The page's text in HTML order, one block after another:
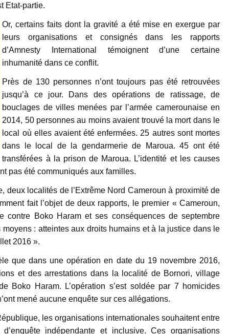
Etat-partie.
Or, certains faits dont la gravité a été mise en exergue par
leurs organisations et consignés dans les rapports
d’Amnesty International témoignent d’une certaine
inhumanité dans ce conflit.
Près de 130 personnes n’ont toujours pas été retrouvées
jusqu’à ce jour. Dans des opérations de ratissage, de
bouclages de villes menées par l’armée camerounaise en
2014, 50 personnes au moins avaient trouvé la mort dans le
local où elles avaient été enfermées. 25 autres sont mortes
dans le local de la gendarmerie de Maroua. 45 ont été
transférées à la prison de Maroua. L’identité et les causes
pas été communiqués aux familles.
deux localités de l’Extrême Nord Cameroun à proximité de
fait l’objet de deux rapports, le premier « Cameroun,
contre Boko Haram et ses conséquences de septembre
: atteintes aux droits humains et à la justice dans le
2016 ».
que dans une opération en date du 19 novembre 2016,
et des arrestations dans la localité de Bornori, village
Boko Haram. L’opération s’est soldée par 7 homicides
mené aucune enquête sur ces allégations.
les organisations internationales souhaitent entre
indépendante et inclusive. Ces organisations